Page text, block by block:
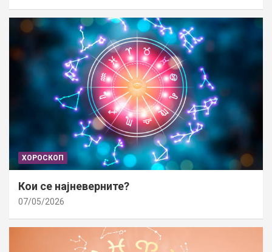
ХОРОСКОП
Кои се најневерните?
07/05/2026